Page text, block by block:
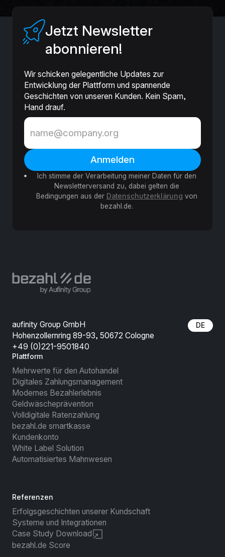
Jetzt Newsletter
abonnieren!
Wir schicken gelegentliche Updates zur
Entwicklung der Plattform und spannende
Geschichten von unseren Kunden. Kein Spam,
Hand drauf.
Ich stimme der Verarbeitung meiner Daten für den
Newsletterversand zu, dabei gelten die
Bedingungen aus der Datenschutzerklärung von
bezahl.de.
aufinity Group GmbH
Hohenzollernring 89-93, 50672 Cologne
+49 (0)221-9501840
DE
Plattform
Mehrwerte für den Autohandel
Digitales Zahlungsmanagement
Modernes Bezahlerlebnis
Geldwäscheprävention
Volldigitale Ratenzahlung
bezahl.de smartkasse
Kundenkonto
White Label Solution
Automatisiertes Mahnwesen
Referenzen
Erfolgsgeschichten unserer Kundschaft
Systeme und Integrationen
Case Study Download
bezahl.de Score